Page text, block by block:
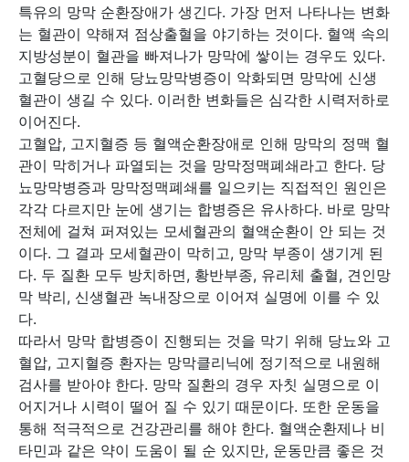
특유의 망막 순환장애가 생긴다. 가장 먼저 나타나는 변화
는 혈관이 약해져 점상출혈을 야기하는 것이다. 혈액 속의
지방성분이 혈관을 빠져나가 망막에 쌓이는 경우도 있다.
고혈당으로 인해 당뇨망막병증이 악화되면 망막에 신생
혈관이 생길 수 있다. 이러한 변화들은 심각한 시력저하로
이어진다.
고혈압, 고지혈증 등 혈액순환장애로 인해 망막의 정맥 혈
관이 막히거나 파열되는 것을 망막정맥폐쇄라고 한다. 당
뇨망막병증과 망막정맥폐쇄를 일으키는 직접적인 원인은
각각 다르지만 눈에 생기는 합병증은 유사하다. 바로 망막
전체에 걸쳐 퍼져있는 모세혈관의 혈액순환이 안 되는 것
이다. 그 결과 모세혈관이 막히고, 망막 부종이 생기게 된
다. 두 질환 모두 방치하면, 황반부종, 유리체 출혈, 견인망
막 박리, 신생혈관 녹내장으로 이어져 실명에 이를 수 있
다.
따라서 망막 합병증이 진행되는 것을 막기 위해 당뇨와 고
혈압, 고지혈증 환자는 망막클리닉에 정기적으로 내원해
검사를 받아야 한다. 망막 질환의 경우 자칫 실명으로 이
어지거나 시력이 떨어 질 수 있기 때문이다. 또한 운동을
통해 적극적으로 건강관리를 해야 한다. 혈액순환제나 비
타민과 같은 약이 도움이 될 순 있지만, 운동만큼 좋은 것